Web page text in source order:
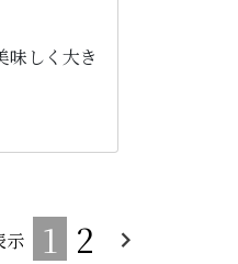
味しく大き
示 1 2